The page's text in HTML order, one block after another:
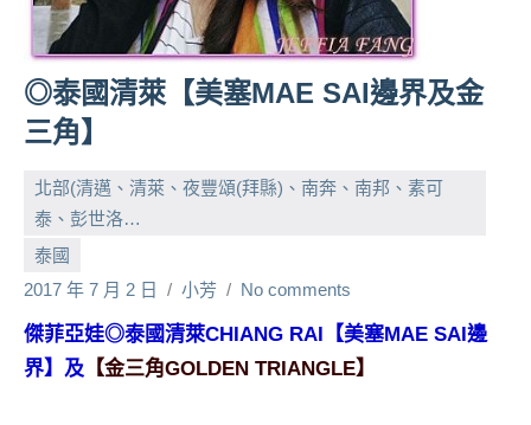
賓、
News
金
號
節
目
底、
外
景
◎泰國清萊【美塞MAE SAI邊界及金
三角】
北部(清邁、清萊、夜豐頌(拜縣)、南奔、南邦、素可
泰、彭世洛…
泰國
2017 年 7 月 2 日
小芳 No comments
傑菲亞娃◎泰國清萊CHIANG RAI【美塞MAE SAI邊
界】及 【金三角GOLDEN TRIANGLE】